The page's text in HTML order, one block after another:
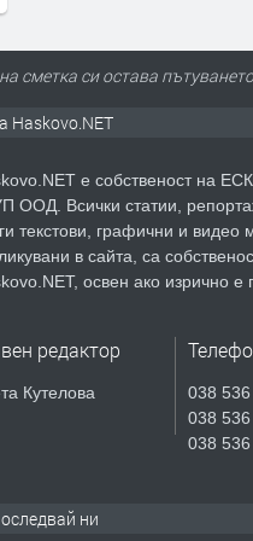
сметка си остава
Haskovo.NET
е собственост на
ООД. Всички статии,
текстови, графични и видео
в сайта, са
освен ако изрично е
редактор
Кутелова
038
038
038
ни